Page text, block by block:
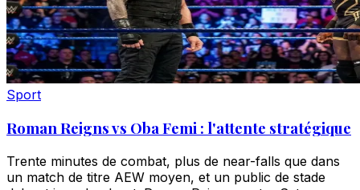
Sport
Roman Reigns vs Oba Femi : l'attente stratégique
Trente minutes de combat, plus de near-falls que dans
un match de titre AEW moyen, et un public de stade